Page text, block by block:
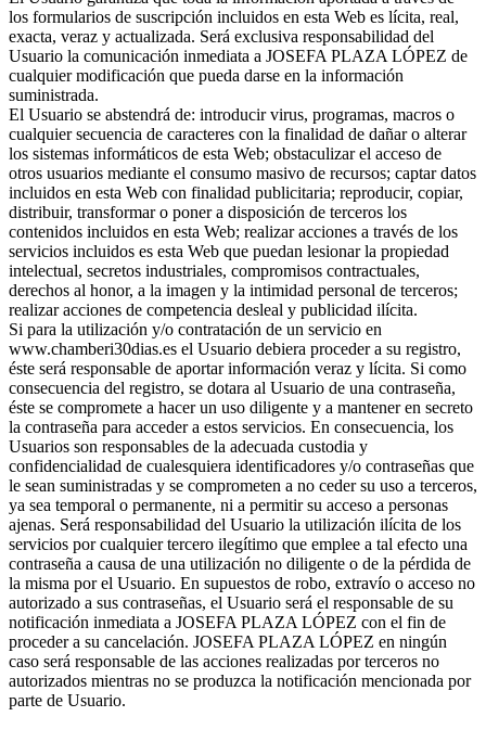
los formularios de suscripción incluidos en esta Web es lícita, real,
exacta, veraz y actualizada. Será exclusiva responsabilidad del
Usuario la comunicación inmediata a JOSEFA PLAZA LÓPEZ de
cualquier modificación que pueda darse en la información
suministrada.
El Usuario se abstendrá de: introducir virus, programas, macros o
cualquier secuencia de caracteres con la finalidad de dañar o alterar
los sistemas informáticos de esta Web; obstaculizar el acceso de
otros usuarios mediante el consumo masivo de recursos; captar datos
incluidos en esta Web con finalidad publicitaria; reproducir, copiar,
distribuir, transformar o poner a disposición de terceros los
contenidos incluidos en esta Web; realizar acciones a través de los
servicios incluidos es esta Web que puedan lesionar la propiedad
intelectual, secretos industriales, compromisos contractuales,
derechos al honor, a la imagen y la intimidad personal de terceros;
realizar acciones de competencia desleal y publicidad ilícita.
Si para la utilización y/o contratación de un servicio en
www.chamberi30dias.es el Usuario debiera proceder a su registro,
éste será responsable de aportar información veraz y lícita. Si como
consecuencia del registro, se dotara al Usuario de una contraseña,
éste se compromete a hacer un uso diligente y a mantener en secreto
la contraseña para acceder a estos servicios. En consecuencia, los
Usuarios son responsables de la adecuada custodia y
confidencialidad de cualesquiera identificadores y/o contraseñas que
le sean suministradas y se comprometen a no ceder su uso a terceros,
ya sea temporal o permanente, ni a permitir su acceso a personas
ajenas. Será responsabilidad del Usuario la utilización ilícita de los
servicios por cualquier tercero ilegítimo que emplee a tal efecto una
contraseña a causa de una utilización no diligente o de la pérdida de
la misma por el Usuario. En supuestos de robo, extravío o acceso no
autorizado a sus contraseñas, el Usuario será el responsable de su
notificación inmediata a JOSEFA PLAZA LÓPEZ con el fin de
proceder a su cancelación. JOSEFA PLAZA LÓPEZ en ningún
caso será responsable de las acciones realizadas por terceros no
autorizados mientras no se produzca la notificación mencionada por
parte de Usuario.